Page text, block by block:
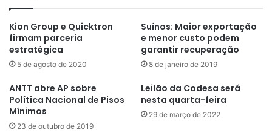
Kion Group e Quicktron
firmam parceria
estratégica
5 de agosto de 2020
Suínos: Maior exportação
e menor custo podem
garantir recuperação
8 de janeiro de 2019
ANTT abre AP sobre
Política Nacional de Pisos
Mínimos
23 de outubro de 2019
Leilão da Codesa será
nesta quarta-feira
29 de março de 2022